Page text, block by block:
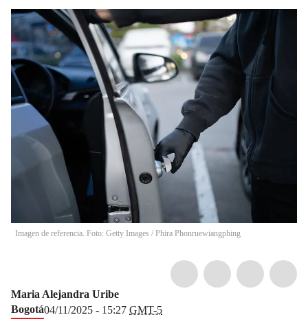
Imagen de referencia. Foto: Getty Images / Phira Phonruewiangphing
Maria Alejandra Uribe
Bogotá04/11/2025 - 15:27 GMT-5